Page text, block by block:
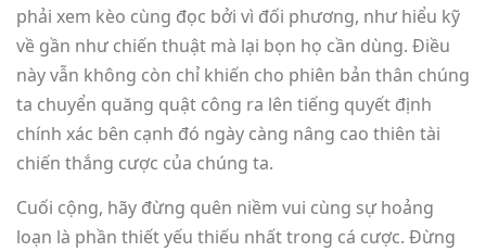
phải xem kèo cùng đọc bởi vì đối phương, như hiểu kỹ
về gần như chiến thuật mà lại bọn họ cần dùng. Điều
này vẫn không còn chỉ khiến cho phiên bản thân chúng
ta chuyển quăng quật công ra lên tiếng quyết định
chính xác bên cạnh đó ngày càng nâng cao thiên tài
chiến thắng cược của chúng ta.
Cuối cộng, hãy đừng quên niềm vui cùng sự hoảng
loạn là phần thiết yếu thiếu nhất trong cá cược. Đừng